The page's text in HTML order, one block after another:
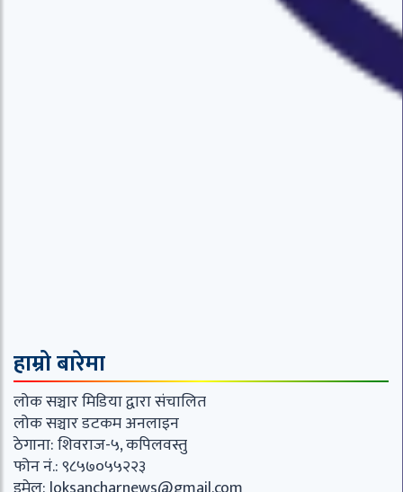
हाम्रो बारेमा
लोक सञ्चार मिडिया द्वारा संचालित
लोक सञ्चार डटकम अनलाइन
ठेगाना: शिवराज-५, कपिलवस्तु
फोन नं.: ९८५७०५५२२३